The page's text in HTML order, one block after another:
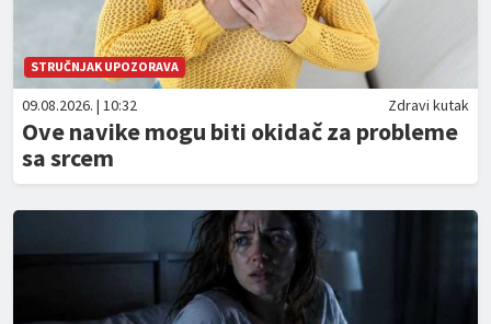
STRUČNJAK UPOZORAVA
09.08.2026. | 10:32 Zdravi kutak
Ove navike mogu biti okidač za probleme
sa srcem